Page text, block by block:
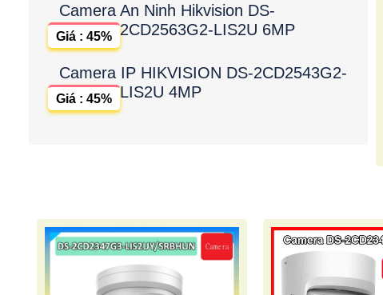
Camera An Ninh Hikvision DS-
2CD2563G2-LIS2U 6MP
Giá : 45%
Camera IP HIKVISION DS-2CD2543G2-
LIS2U 4MP
Giá : 45%